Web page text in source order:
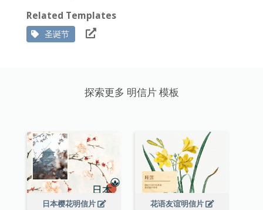
Related Templates
圣诞节
探索更多 明信片 模板
日本樱花明信片 花语友谊明信片